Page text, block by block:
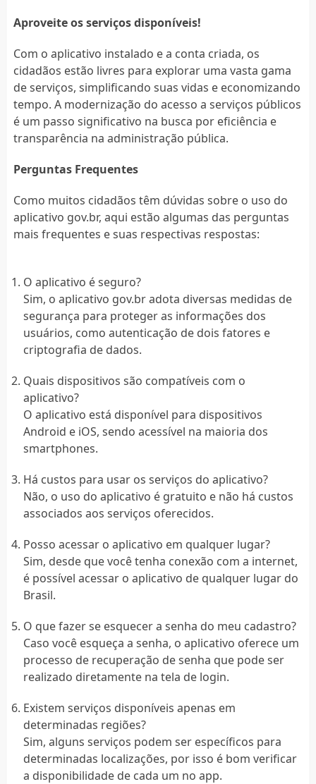
Aproveite os serviços disponíveis!
Com o aplicativo instalado e a conta criada, os
cidadãos estão livres para explorar uma vasta gama
de serviços, simplificando suas vidas e economizando
tempo. A modernização do acesso a serviços públicos
é um passo significativo na busca por eficiência e
transparência na administração pública.
Perguntas Frequentes
Como muitos cidadãos têm dúvidas sobre o uso do
aplicativo gov.br, aqui estão algumas das perguntas
mais frequentes e suas respectivas respostas:
O aplicativo é seguro?
Sim, o aplicativo gov.br adota diversas medidas de
segurança para proteger as informações dos
usuários, como autenticação de dois fatores e
criptografia de dados.
Quais dispositivos são compatíveis com o
aplicativo?
O aplicativo está disponível para dispositivos
Android e iOS, sendo acessível na maioria dos
smartphones.
Há custos para usar os serviços do aplicativo?
Não, o uso do aplicativo é gratuito e não há custos
associados aos serviços oferecidos.
Posso acessar o aplicativo em qualquer lugar?
Sim, desde que você tenha conexão com a internet,
é possível acessar o aplicativo de qualquer lugar do
Brasil.
O que fazer se esquecer a senha do meu cadastro?
Caso você esqueça a senha, o aplicativo oferece um
processo de recuperação de senha que pode ser
realizado diretamente na tela de login.
Existem serviços disponíveis apenas em
determinadas regiões?
Sim, alguns serviços podem ser específicos para
determinadas localizações, por isso é bom verificar
a disponibilidade de cada um no app.